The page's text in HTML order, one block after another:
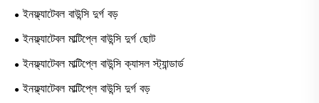
ইনফ্ল্যাটেবল বাউন্সি দুর্গ বড়
ইনফ্ল্যাটেবল মাল্টিপ্লে বাউন্সি দুর্গ ছোট
ইনফ্ল্যাটেবল মাল্টিপ্লে বাউন্সি ক্যাসল স্ট্যান্ডার্ড
ইনফ্ল্যাটেবল মাল্টিপ্লে বাউন্সি দুর্গ বড়